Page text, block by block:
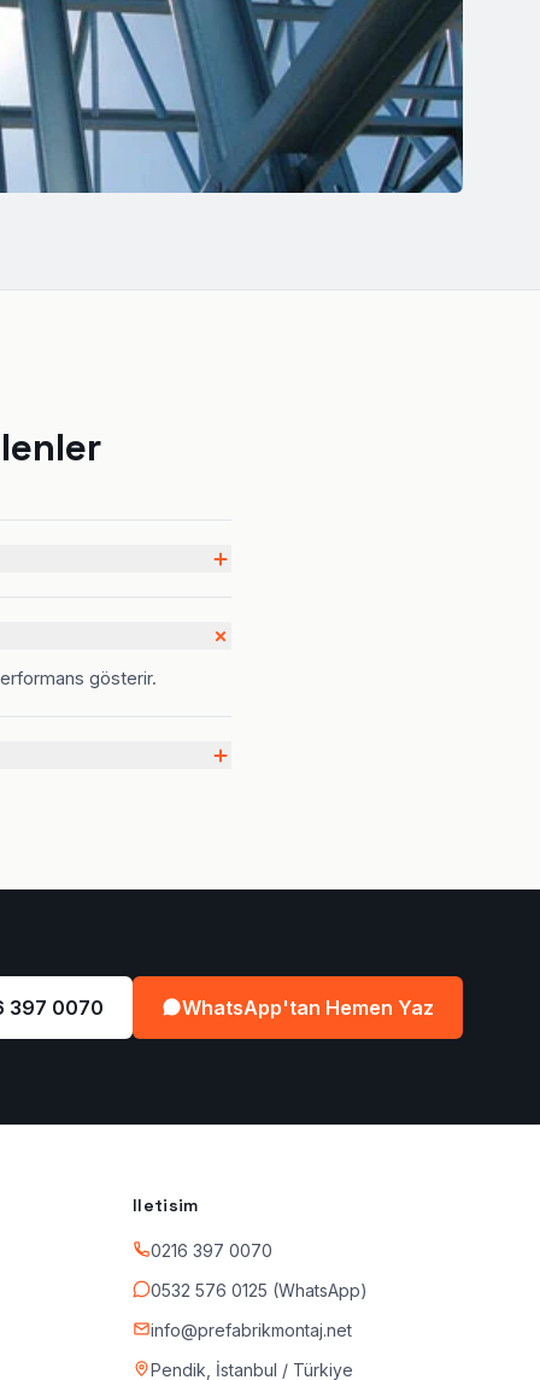
gösterir.
397 0070 WhatsApp'tan Hemen Yaz
Iletisim
0216 397 0070
0532 576 0125 (WhatsApp)
info@prefabrikmontaj.net
Pendik, İstanbul / Türkiye